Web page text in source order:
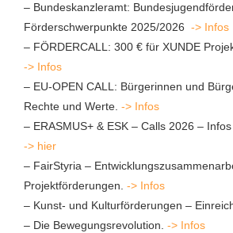
– Bundeskanzleramt:
Förderschwerpunkte 2025/2026 -> Infos
– FÖRDERCALL: 300 € für XUNDE
-> Infos
– EU-OPEN CALL: Bürgerinnen und
Rechte und Werte. -> Infos
– ERASMUS+ & ESK – Calls 2026 –
-> hier
– FairStyria –
Projektförderungen. -> Infos
– Kunst- und Kulturförderungen –
– Die Bewegungsrevolution. -> Infos